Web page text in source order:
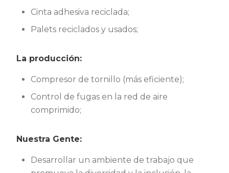
Cinta adhesiva reciclada;
Palets reciclados y usados;
La producción:
Compresor de tornillo (más eficiente);
Control de fugas en la red de aire
comprimido;
Nuestra Gente:
Desarrollar un ambiente de trabajo que